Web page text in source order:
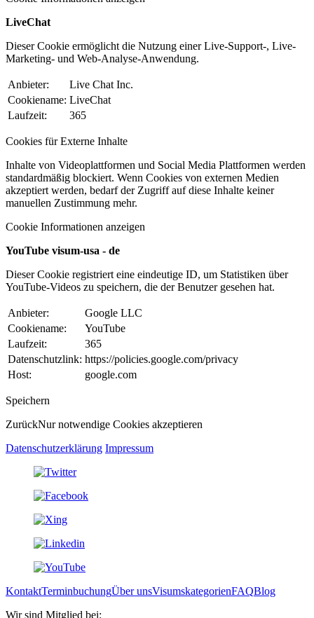
LiveChat
Dieser Cookie ermöglicht die Nutzung einer Live-Support-, Live-
Marketing- und Web-Analyse-Anwendung.
Anbieter:
Live Chat Inc.
Cookiename: LiveChat
Laufzeit:
365
Cookies für Externe Inhalte
Inhalte von Videoplattformen und Social Media Plattformen werden
standardmäßig blockiert. Wenn Cookies von externen Medien
akzeptiert werden, bedarf der Zugriff auf diese Inhalte keiner
manuellen Zustimmung mehr.
Cookie Informationen anzeigen
YouTube visum-usa - de
Dieser Cookie registriert eine eindeutige ID, um Statistiken über
YouTube-Videos zu speichern, die der Benutzer gesehen hat.
Anbieter:
Google LLC
Cookiename:
YouTube
Laufzeit:
365
Datenschutzlink: https://policies.google.com/privacy
Host:
google.com
Speichern
ZurückNur notwendige Cookies akzeptieren
Datenschutzerklärung Impressum
KontaktTerminbuchungÜber unsVisumskategorienFAQBlog
Wir sind Mitglied bei: